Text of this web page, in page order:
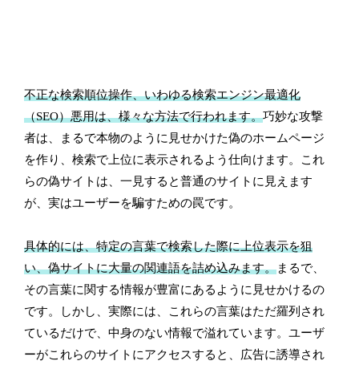
不正な検索順位操作、いわゆる検索エンジン最適化
（SEO）悪用は、様々な方法で行われます。巧妙な攻撃
者は、まるで本物のように見せかけた偽のホームページ
を作り、検索で上位に表示されるよう仕向けます。これ
らの偽サイトは、一見すると普通のサイトに見えます
が、実はユーザーを騙すための罠です。
具体的には、特定の言葉で検索した際に上位表示を狙
い、偽サイトに大量の関連語を詰め込みます。まるで、
その言葉に関する情報が豊富にあるように見せかけるの
です。しかし、実際には、これらの言葉はただ羅列され
ているだけで、中身のない情報で溢れています。ユーザ
ーがこれらのサイトにアクセスすると、広告に誘導され